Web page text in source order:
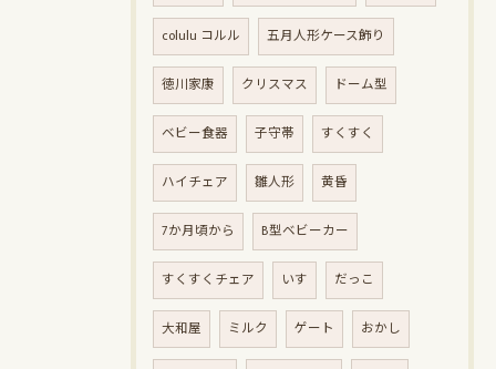
colulu コルル 五月人形ケース飾り
徳川家康 クリスマス ドーム型
ベビー食器 子守帯 すくすく
ハイチェア 雛人形 黄昏
7か月頃から B型ベビーカー
すくすくチェア いす だっこ
大和屋 ミルク ゲート おかし